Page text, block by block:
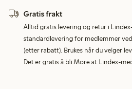
Gratis frakt
Alltid gratis levering og retur i
standardlevering for medlemmer
(etter rabatt). Brukes når du velger
Det er gratis å bli More at Lindex-